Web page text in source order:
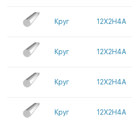
Круг 12Х2Н4А
Круг 12Х2Н4А
Круг 12Х2Н4А
Круг 12Х2Н4А